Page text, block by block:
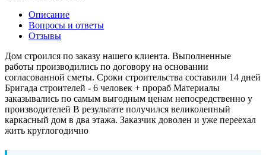
Описание
Вопросы и ответы
Отзывы
Дом строился по заказу нашего клиента. Выполненные
работы производились по договору на основании
согласованной сметы. Сроки строительства составили 14 дней
Бригада строителей - 6 человек + прораб Материалы
заказывались по самым выгодным ценам непосредственно у
производителей В результате получился великолепный
каркасный дом в два этажа. Заказчик доволен и уже переехал
жить круглогодично